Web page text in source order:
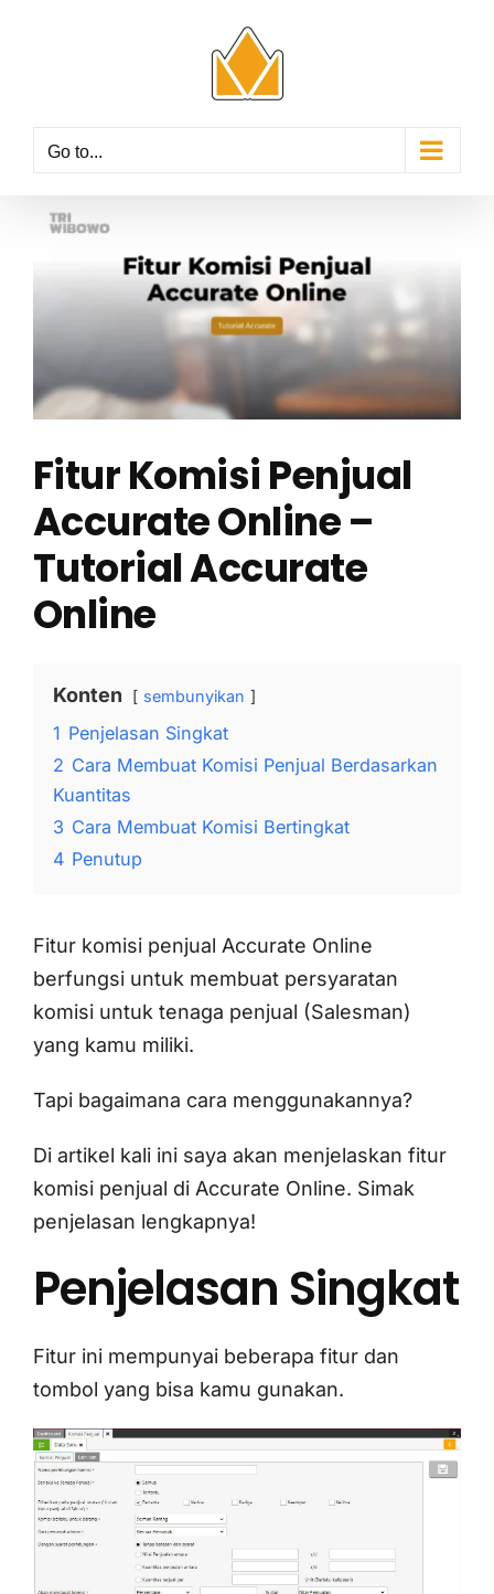
Go to...
View
Fitur Komisi Penjual
Accurate Online –
Tutorial Accurate
Online
Konten sembunyikan
1 Penjelasan Singkat
2 Cara Membuat Komisi Penjual Berdasarkan
Kuantitas
3 Cara Membuat Komisi Bertingkat
4 Penutup
Fitur komisi penjual Accurate Online
berfungsi untuk membuat persyaratan
komisi untuk tenaga penjual (Salesman)
yang kamu miliki.
Tapi bagaimana cara menggunakannya?
Di artikel kali ini saya akan menjelaskan fitur
komisi penjual di Accurate Online. Simak
penjelasan lengkapnya!
Penjelasan Singkat
Fitur ini mempunyai beberapa fitur dan
tombol yang bisa kamu gunakan.